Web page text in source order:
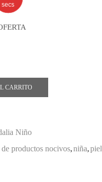
secs
CARRITO
Niño
productos nocivos,niña,piel